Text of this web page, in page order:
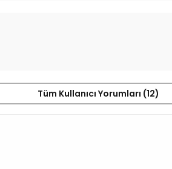
Tüm Kullanıcı Yorumları (12)